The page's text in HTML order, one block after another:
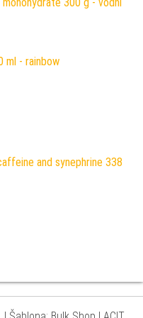
ml - rainbow
and synephrine 338